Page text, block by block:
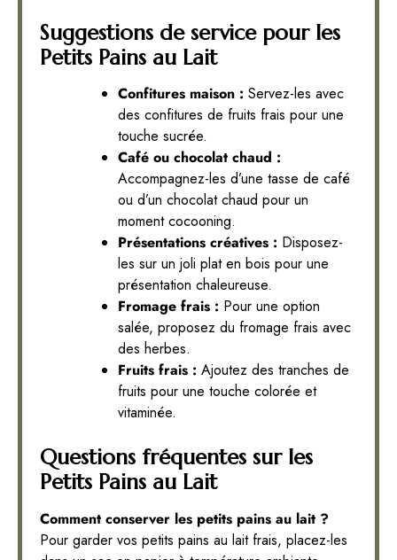
Suggestions de service pour les
Petits Pains au Lait
Confitures maison : Servez-les avec
des confitures de fruits frais pour une
touche sucrée.
Café ou chocolat chaud :
Accompagnez-les d’une tasse de café
ou d’un chocolat chaud pour un
moment cocooning.
Présentations créatives : Disposez-
les sur un joli plat en bois pour une
présentation chaleureuse.
Fromage frais : Pour une option
salée, proposez du fromage frais avec
des herbes.
Fruits frais : Ajoutez des tranches de
fruits pour une touche colorée et
vitaminée.
Questions fréquentes sur les
Petits Pains au Lait
Comment conserver les petits pains au lait ?
Pour garder vos petits pains au lait frais, placez-les